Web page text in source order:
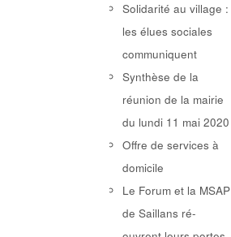
Solidarité au village :
les élues sociales
communiquent
Synthèse de la
réunion de la mairie
du lundi 11 mai 2020
Offre de services à
domicile
Le Forum et la MSAP
de Saillans ré-